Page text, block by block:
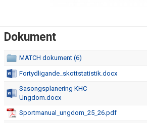
Dokument
MATCH dokument (6)
Fortydligande_skottstatistik.docx
Sasongsplanering KHC
Ungdom.docx
Sportmanual_ungdom_25_26.pdf